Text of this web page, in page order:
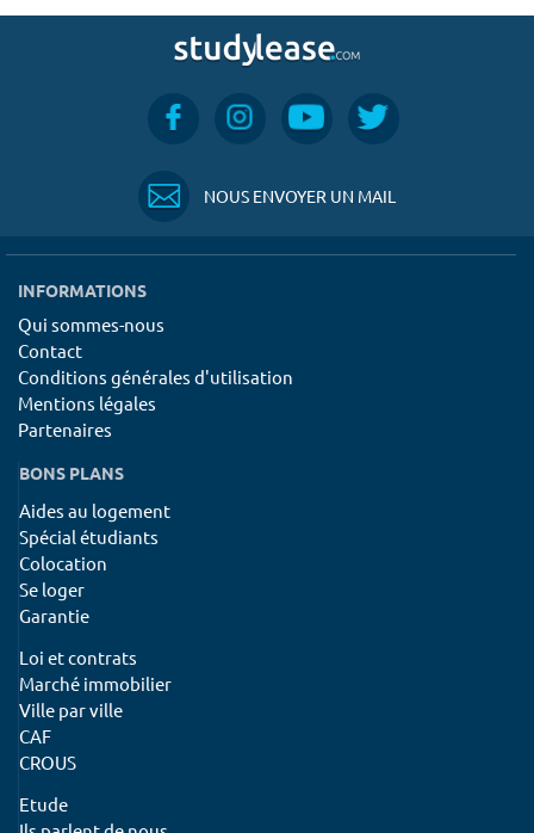
NOUS ENVOYER UN MAIL
INFORMATIONS
Qui sommes-nous
Contact
Conditions générales d'utilisation
Mentions légales
Partenaires
BONS PLANS
Aides au logement
Spécial étudiants
Colocation
Se loger
Garantie
Loi et contrats
Marché immobilier
Ville par ville
CAF
CROUS
Etude